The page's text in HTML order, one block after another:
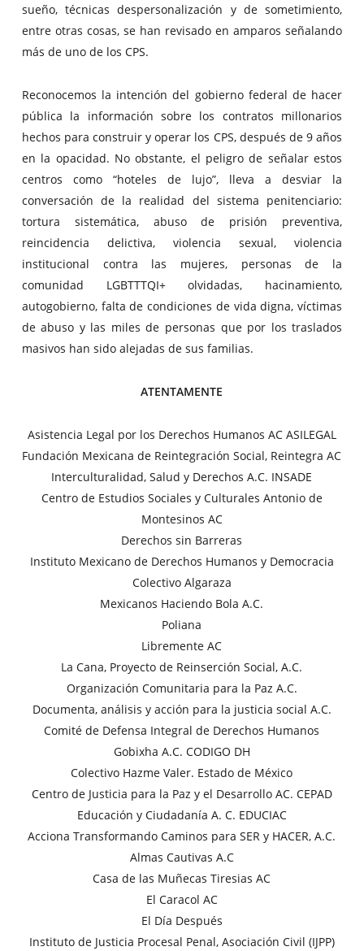
sueño, técnicas despersonalización y de sometimiento,
entre otras cosas, se han revisado en amparos señalando
más de uno de los CPS.
Reconocemos la intención del gobierno federal de hacer
pública la información sobre los contratos millonarios
hechos para construir y operar los CPS, después de 9 años
en la opacidad. No obstante, el peligro de señalar estos
centros como “hoteles de lujo”, lleva a desviar la
conversación de la realidad del sistema penitenciario:
tortura sistemática, abuso de prisión preventiva,
reincidencia delictiva, violencia sexual, violencia
institucional contra las mujeres, personas de la
comunidad LGBTTTQI+ olvidadas, hacinamiento,
autogobierno, falta de condiciones de vida digna, víctimas
de abuso y las miles de personas que por los traslados
masivos han sido alejadas de sus familias.
ATENTAMENTE
Asistencia Legal por los Derechos Humanos AC ASILEGAL
Fundación Mexicana de Reintegración Social, Reintegra AC
Interculturalidad, Salud y Derechos A.C. INSADE
Centro de Estudios Sociales y Culturales Antonio de
Montesinos AC
Derechos sin Barreras
Instituto Mexicano de Derechos Humanos y Democracia
Colectivo Algaraza
Mexicanos Haciendo Bola A.C.
Poliana
Libremente AC
La Cana, Proyecto de Reinserción Social, A.C.
Organización Comunitaria para la Paz A.C.
Documenta, análisis y acción para la justicia social A.C.
Comité de Defensa Integral de Derechos Humanos
Gobixha A.C. CODIGO DH
Colectivo Hazme Valer. Estado de México
Centro de Justicia para la Paz y el Desarrollo AC. CEPAD
Educación y Ciudadanía A. C. EDUCIAC
Acciona Transformando Caminos para SER y HACER, A.C.
Almas Cautivas A.C
Casa de las Muñecas Tiresias AC
El Caracol AC
El Día Después
Instituto de Justicia Procesal Penal, Asociación Civil (IJPP)